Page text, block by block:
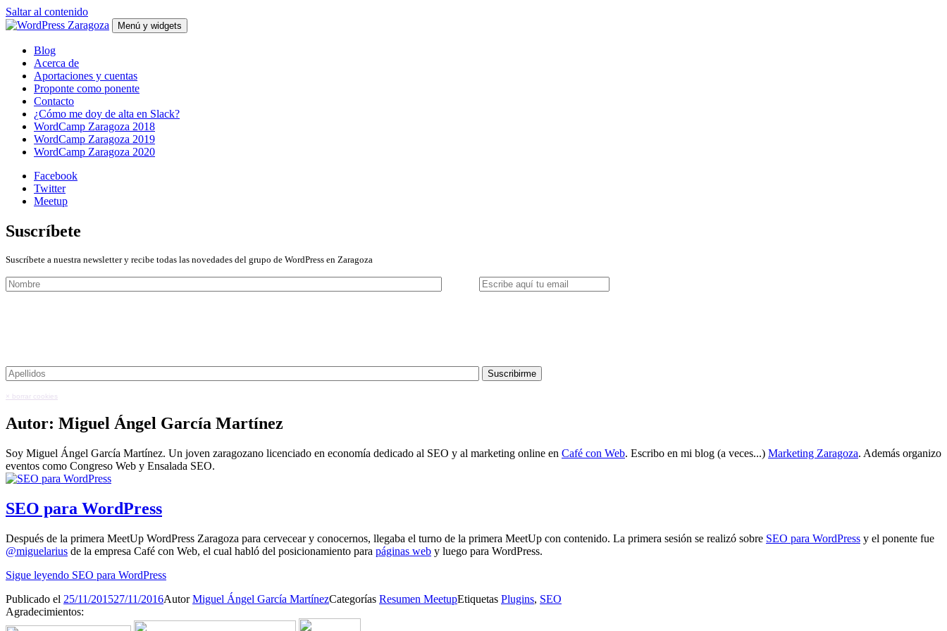
Saltar al contenido
WordPress Zaragoza
Punto de encuentro WordPress en Zaragoza y Aragón.
Menú y widgets
Blog
Acerca de
Aportaciones y cuentas
Proponte como ponente
Contacto
¿Cómo me doy de alta en Slack?
WordCamp Zaragoza 2018
WordCamp Zaragoza 2019
WordCamp Zaragoza 2020
Facebook
Twitter
Meetup
Suscríbete
Suscríbete a nuestra newsletter y recibe todas las novedades del grupo de WordPress en Zaragoza
× borrar cookies
Autor: Miguel Ángel García Martínez
Soy Miguel Ángel García Martínez. Un joven zaragozano licenciado en economía dedicado al SEO y al marketing online en Café con Web. Escribo en mi blog (a veces...) Marketing Zaragoza. Además organizo
eventos como Congreso Web y Ensalada SEO.
SEO para WordPress
Después de la primera MeetUp WordPress Zaragoza para cervecear y conocernos, llegaba el turno de la primera MeetUp con contenido. La primera sesión se realizó sobre SEO para WordPress y el ponente fue
@miguelarius de la empresa Café con Web, el cual habló del posicionamiento para páginas web y luego para WordPress.
Sigue leyendo SEO para WordPress
Publicado el 25/11/201527/11/2016AutorMiguel Ángel García MartínezCategorías Resumen MeetupEtiquetas Plugins, SEO
Agradecimientos: